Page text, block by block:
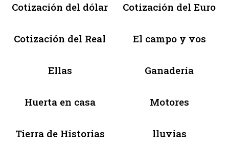
Cotización del dólar Cotización del Euro
Cotización del Real El campo y vos
Ellas Ganadería
Huerta en casa Motores
Tierra de Historias lluvias